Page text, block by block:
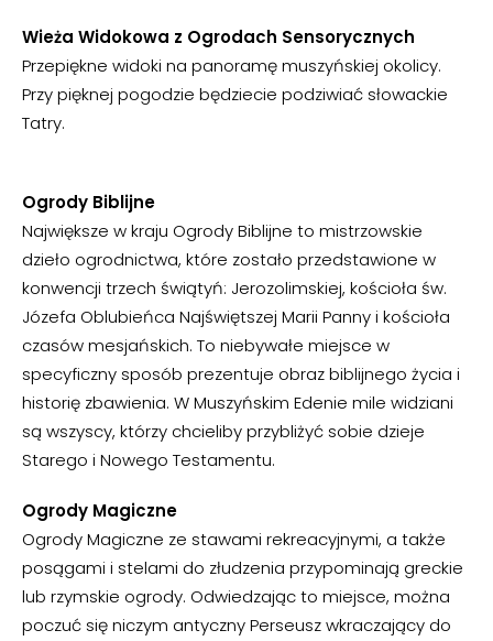
Wieża Widokowa z Ogrodach Sensorycznych
Przepiękne widoki na panoramę muszyńskiej okolicy.
Przy pięknej pogodzie będziecie podziwiać słowackie
Tatry.
Ogrody Biblijne
Największe w kraju Ogrody Biblijne to mistrzowskie
dzieło ogrodnictwa, które zostało przedstawione w
konwencji trzech świątyń: Jerozolimskiej, kościoła św.
Józefa Oblubieńca Najświętszej Marii Panny i kościoła
czasów mesjańskich. To niebywałe miejsce w
specyficzny sposób prezentuje obraz biblijnego życia i
historię zbawienia. W Muszyńskim Edenie mile widziani
są wszyscy, którzy chcieliby przybliżyć sobie dzieje
Starego i Nowego Testamentu.
Ogrody Magiczne
Ogrody Magiczne ze stawami rekreacyjnymi, a także
posągami i stelami do złudzenia przypominają greckie
lub rzymskie ogrody. Odwiedzając to miejsce, można
poczuć się niczym antyczny Perseusz wkraczający do